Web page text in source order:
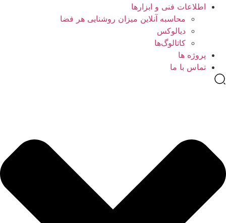
اطلاعات فنی و ابزارها
محاسبه آنلاین میزان روشنایی هر فضا
دیالوکس
کاتالوگ‌ها
پروژه ها
تماس با ما